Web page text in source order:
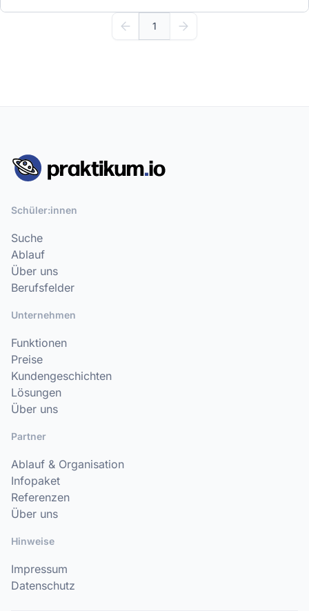
1
Schüler:innen
Suche
Ablauf
Über uns
Berufsfelder
Unternehmen
Funktionen
Preise
Kundengeschichten
Lösungen
Über uns
Partner
Ablauf & Organisation
Infopaket
Referenzen
Über uns
Hinweise
Impressum
Datenschutz